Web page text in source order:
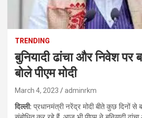
TRENDING
बुनियादी ढांचा और निवेश पर
बोले पीएम मोदी
March 4, 2023 adminrkm
दिल्ली: प्रधानमंत्री नरेंद्र मोदी बीते कुछ दिनों से